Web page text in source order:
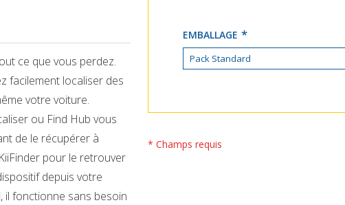
ce que vous perdez.
facilement localiser des
votre voiture.
ou Find Hub vous
de le récupérer à
pour le retrouver
depuis votre
il fonctionne sans besoin
EMBALLAGE
* Champs requis